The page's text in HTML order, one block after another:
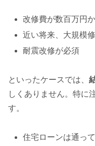
改修費が数百万円
近い将来、大規模
耐震改修が必須
といったケースでは、
しくありません。特に
す。
住宅ローンは通っ